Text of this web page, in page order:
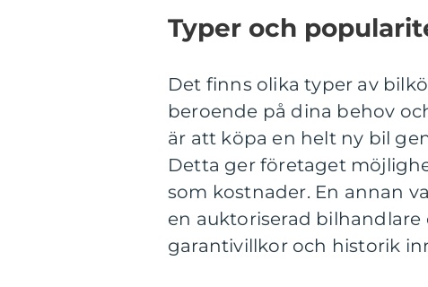
Typer och
Det finns olika typer av
beroende på dina behov
är att köpa en helt ny bil
Detta ger företaget
som kostnader. En annan
en auktoriserad
garantivillkor och historik